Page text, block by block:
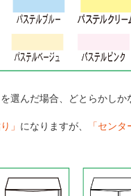
を選んだ場合、どとらかしか
」 になりますが、 「センタ